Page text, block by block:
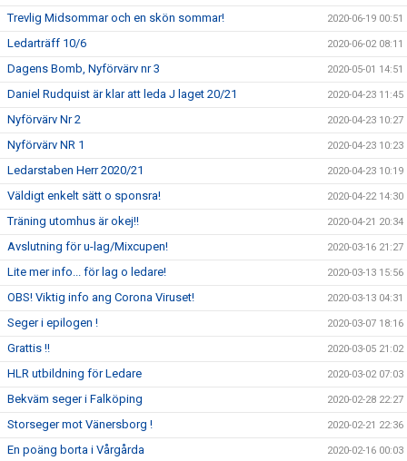
Trevlig Midsommar och en skön sommar! 2020-06-19 00:51
Ledarträff 10/6 2020-06-02 08:11
Dagens Bomb, Nyförvärv nr 3 2020-05-01 14:51
Daniel Rudquist är klar att leda J laget 20/21 2020-04-23 11:45
Nyförvärv Nr 2 2020-04-23 10:27
Nyförvärv NR 1 2020-04-23 10:23
Ledarstaben Herr 2020/21 2020-04-23 10:19
Väldigt enkelt sätt o sponsra! 2020-04-22 14:30
Träning utomhus är okej!! 2020-04-21 20:34
Avslutning för u-lag/Mixcupen! 2020-03-16 21:27
Lite mer info... för lag o ledare! 2020-03-13 15:56
OBS! Viktig info ang Corona Viruset! 2020-03-13 04:31
Seger i epilogen ! 2020-03-07 18:16
Grattis !! 2020-03-05 21:02
HLR utbildning för Ledare 2020-03-02 07:03
Bekväm seger i Falköping 2020-02-28 22:27
Storseger mot Vänersborg ! 2020-02-21 22:36
En poäng borta i Vårgårda 2020-02-16 00:03